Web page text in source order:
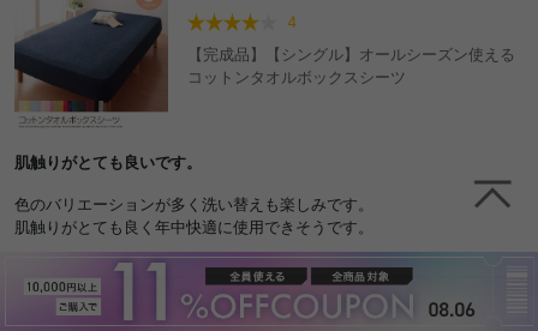
4
【完成品】【シングル】オールシーズン使える
コットンタオルボックスシーツ
肌触りがとても良いです。
色のバリエーションが多く洗い替えも楽しみです。
肌触りがとても良く年中快適に使用できそうです。